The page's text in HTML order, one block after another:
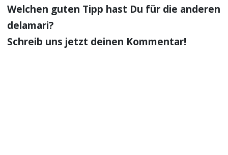
Welchen guten Tipp hast Du für die anderen
delamari?
Schreib uns jetzt deinen Kommentar!